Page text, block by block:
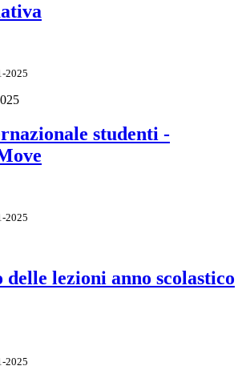
2025
studenti -
2025
lezioni anno scolastico
2025